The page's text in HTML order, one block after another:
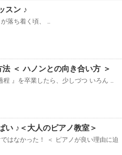
スン ♪
ち着く頃、 …
＜ ハノンとの向き合い方 ＞
程 』を卒業したら、少しづつ いろん …
い ♪＜大人のピアノ教室＞
はなかった！ ＜ ピアノが良い理由に迫